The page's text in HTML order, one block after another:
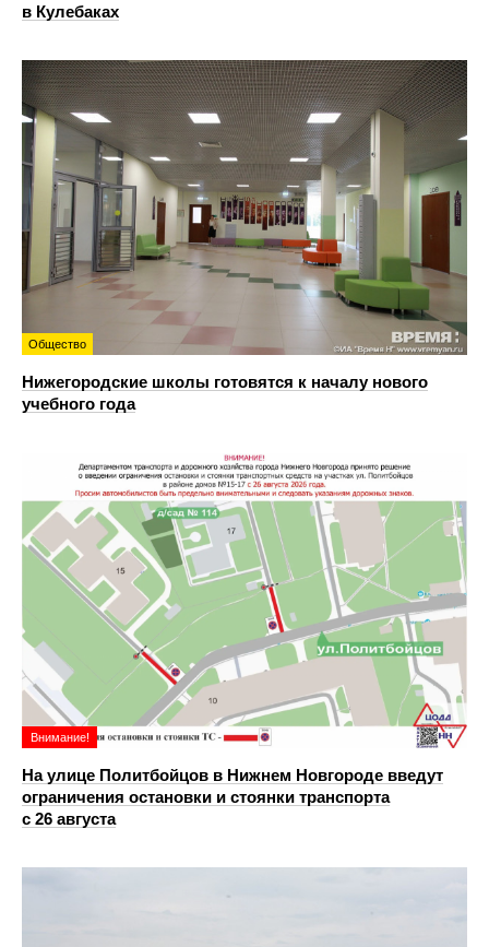
в Кулебаках
Общество
Нижегородские школы готовятся к началу нового
учебного года
Внимание!
На улице Политбойцов в Нижнем Новгороде введут
ограничения остановки и стоянки транспорта
с 26 августа